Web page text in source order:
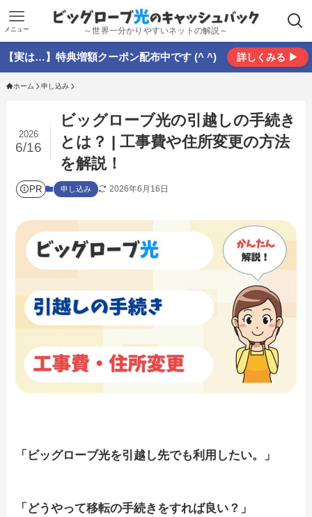
～世界一分かりやすいネットの解説～
メニュー
【実は…】特典増額クーポン配布中です (^ ^) 詳しくみる ▶
ホーム 申し込み
ビッグローブ光の引越しの手続き
とは？ | 工事費や住所変更の方法
を解説！
2026
6/16
PR 申し込み 2026年6月16日
「ビッグローブ光を引越し先でも利用したい。」
「どうやって移転の手続きをすれば良い？」